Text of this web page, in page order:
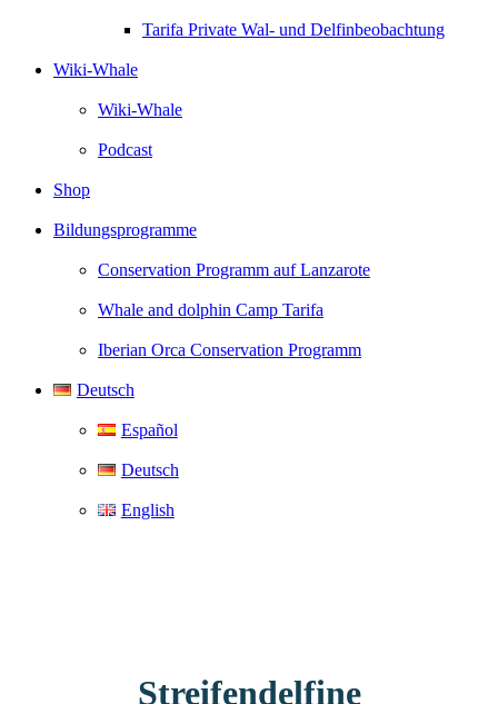
Tarifa Private Wal- und Delfinbeobachtung
Wiki-Whale
Wiki-Whale
Podcast
Shop
Bildungsprogramme
Conservation Programm auf Lanzarote
Whale and dolphin Camp Tarifa
Iberian Orca Conservation Programm
Deutsch
Español
Deutsch
English
Streifendelfine